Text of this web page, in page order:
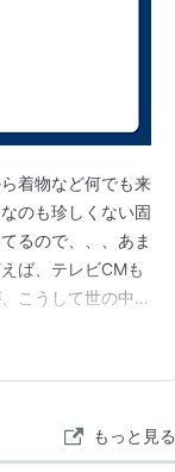
着物など何でも来
のも珍しくない固
るので、、、あま
ば、テレビCMも
こうして世の中は
転車を引っ張って
もっと見る